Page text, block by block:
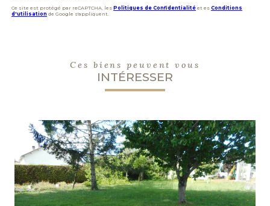
Ce site est protégé par reCAPTCHA, les Politiques de Confidentialité et es Conditions
d'utilisation de Google s'appliquent.
Ces biens peuvent vous
INTÉRESSER